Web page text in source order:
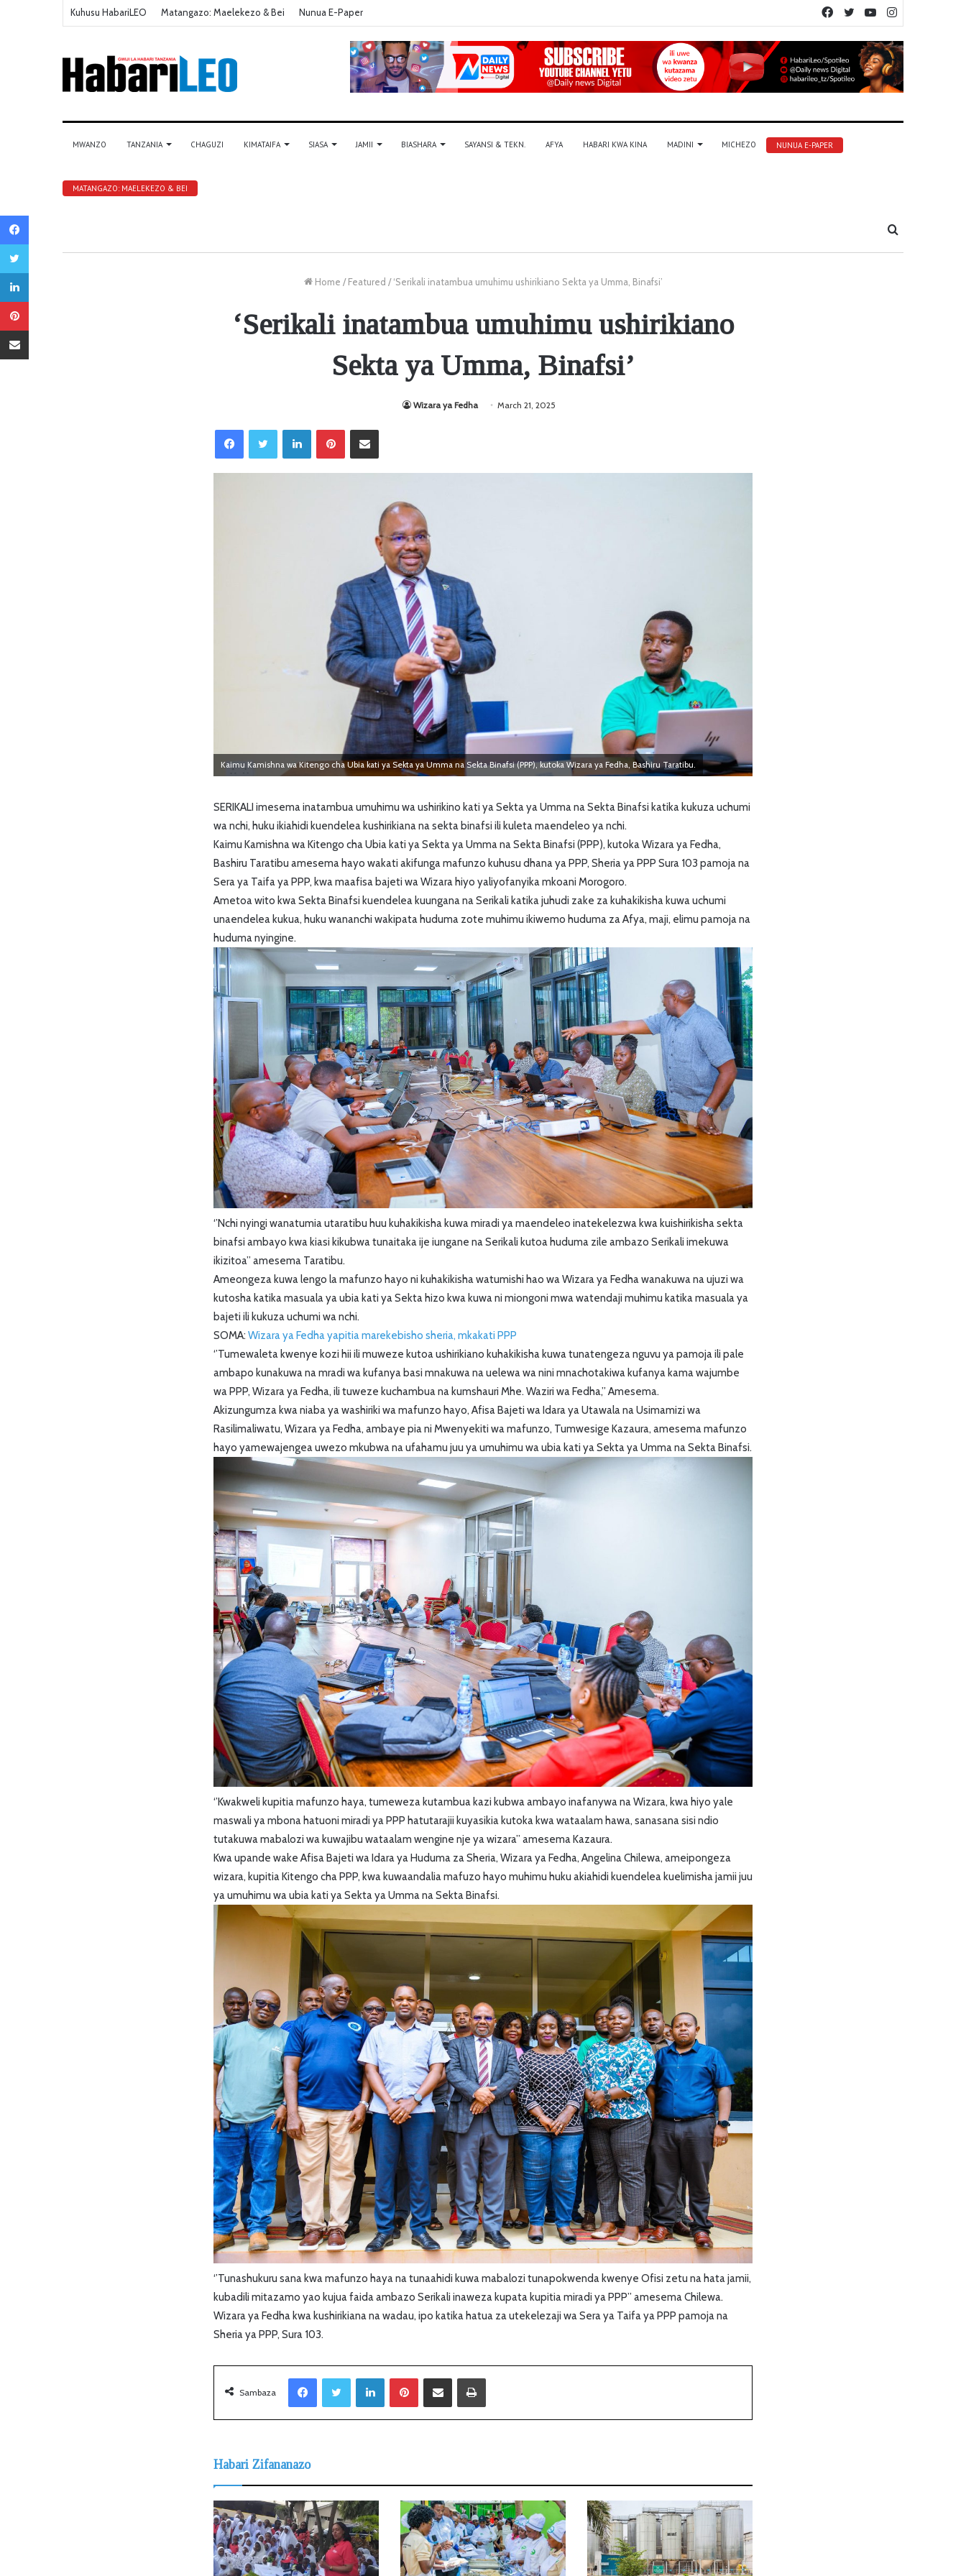
Kuhusu HabariLEO Matangazo: Maelekezo & Bei Nunua E-Paper YouTube
Twitter
Facebook
MWANZO TANZANIA CHAGUZI KIMATAIFA SIASA JAMII BIASHARA SAYANSI & TEKN. AFYA HABARI KWA KINA MADINI MICHEZO NUNUA E-PAPER
MATANGAZO: MAELEKEZO & BEI
Tafuta
Home / Featured / ‘Serikali inatambua umuhimu ushirikiano Sekta ya Umma, Binafsi’
‘Serikali inatambua umuhimu ushirikiano
Sekta ya Umma, Binafsi’
Wizara ya Fedha March 21, 2025
LinkedIn
Kaimu Kamishna wa Kitengo cha Ubia kati ya Sekta ya Umma na Sekta Binafsi (PPP), kutoka Wizara ya Fedha, Bashiru Taratibu.
SERIKALI imesema inatambua umuhimu wa ushirikino kati ya Sekta ya Umma na Sekta Binafsi katika kukuza uchumi
wa nchi, huku ikiahidi kuendelea kushirikiana na sekta binafsi ili kuleta maendeleo ya nchi.
Kaimu Kamishna wa Kitengo cha Ubia kati ya Sekta ya Umma na Sekta Binafsi (PPP), kutoka Wizara ya Fedha,
Bashiru Taratibu amesema hayo wakati akifunga mafunzo kuhusu dhana ya PPP, Sheria ya PPP Sura 103 pamoja na
Sera ya Taifa ya PPP, kwa maafisa bajeti wa Wizara hiyo yaliyofanyika mkoani Morogoro.
Ametoa wito kwa Sekta Binafsi kuendelea kuungana na Serikali katika juhudi zake za kuhakikisha kuwa uchumi
unaendelea kukua, huku wananchi wakipata huduma zote muhimu ikiwemo huduma za Afya, maji, elimu pamoja na
huduma nyingine.
‘’Nchi nyingi wanatumia utaratibu huu kuhakikisha kuwa miradi ya maendeleo inatekelezwa kwa kuishirikisha sekta
binafsi ambayo kwa kiasi kikubwa tunaitaka ije iungane na Serikali kutoa huduma zile ambazo Serikali imekuwa
ikizitoa’’ amesema Taratibu.
Ameongeza kuwa lengo la mafunzo hayo ni kuhakikisha watumishi hao wa Wizara ya Fedha wanakuwa na ujuzi wa
kutosha katika masuala ya ubia kati ya Sekta hizo kwa kuwa ni miongoni mwa watendaji muhimu katika masuala ya
bajeti ili kukuza uchumi wa nchi.
SOMA: Wizara ya Fedha yapitia marekebisho sheria, mkakati PPP
‘’Tumewaleta kwenye kozi hii ili muweze kutoa ushirikiano kuhakikisha kuwa tunatengeza nguvu ya pamoja ili pale
ambapo kunakuwa na mradi wa kufanya basi mnakuwa na uelewa wa nini mnachotakiwa kufanya kama wajumbe
wa PPP, Wizara ya Fedha, ili tuweze kuchambua na kumshauri Mhe. Waziri wa Fedha,’’ Amesema.
Akizungumza kwa niaba ya washiriki wa mafunzo hayo, Afisa Bajeti wa Idara ya Utawala na Usimamizi wa
Rasilimaliwatu, Wizara ya Fedha, ambaye pia ni Mwenyekiti wa mafunzo, Tumwesige Kazaura, amesema mafunzo
hayo yamewajengea uwezo mkubwa na ufahamu juu ya umuhimu wa ubia kati ya Sekta ya Umma na Sekta Binafsi.
‘’Kwakweli kupitia mafunzo haya, tumeweza kutambua kazi kubwa ambayo inafanywa na Wizara, kwa hiyo yale
maswali ya mbona hatuoni miradi ya PPP hatutarajii kuyasikia kutoka kwa wataalam hawa, sanasana sisi ndio
tutakuwa mabalozi wa kuwajibu wataalam wengine nje ya wizara’’ amesema Kazaura.
Kwa upande wake Afisa Bajeti wa Idara ya Huduma za Sheria, Wizara ya Fedha, Angelina Chilewa, ameipongeza
wizara, kupitia Kitengo cha PPP, kwa kuwaandalia mafuzo hayo muhimu huku akiahidi kuendelea kuelimisha jamii juu
ya umuhimu wa ubia kati ya Sekta ya Umma na Sekta Binafsi.
‘’Tunashukuru sana kwa mafunzo haya na tunaahidi kuwa mabalozi tunapokwenda kwenye Ofisi zetu na hata jamii,
kubadili mitazamo yao kujua faida ambazo Serikali inaweza kupata kupitia miradi ya PPP’’ amesema Chilewa.
Wizara ya Fedha kwa kushirikiana na wadau, ipo katika hatua za utekelezaji wa Sera ya Taifa ya PPP pamoja na
Sheria ya PPP, Sura 103.
Sambaza
LinkedIn Sambaza kupitia barua pepe
Habari Zifananazo